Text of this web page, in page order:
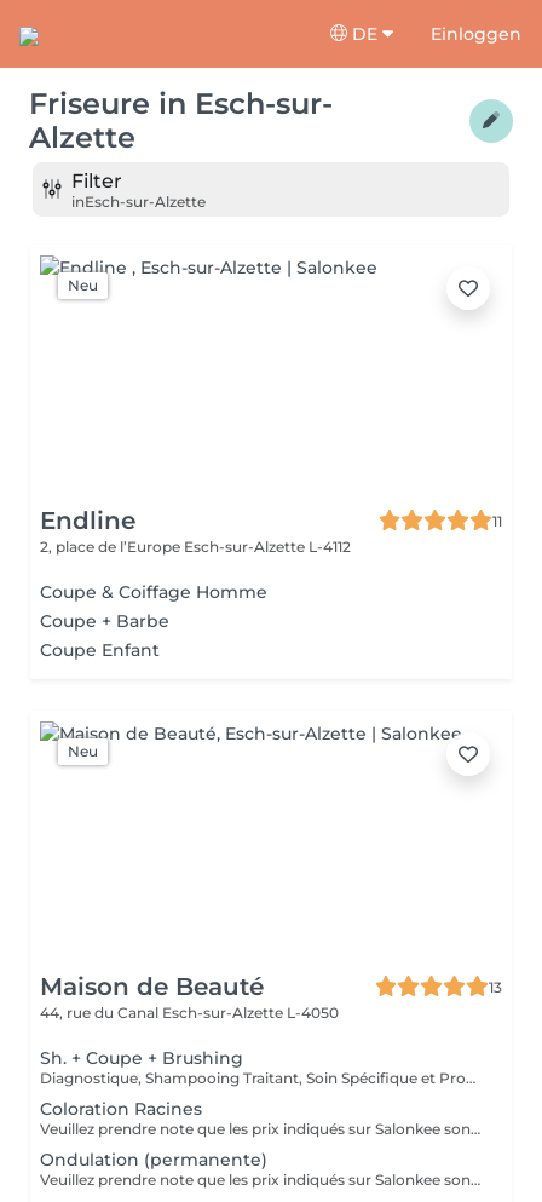
DE Einloggen
Friseure in Esch-sur-
Alzette
Filter
inEsch-sur-Alzette
Neu
Endline
11
2, place de l’Europe Esch-sur-Alzette L-4112
Coupe & Coiffage Homme
Coupe + Barbe
Coupe Enfant
Neu
Maison de Beauté
13
44, rue du Canal Esch-sur-Alzette L-4050
Sh. + Coupe + Brushing
Diagnostique, Shampooing Traitant, Soin Spécifique et Produits Coiffants inclus
Coloration Racines
Veuillez prendre note que les prix indiqués sur Salonkee sont communiqués à titre informatif et s'entendent de base. Ces derniers sont susceptibles de varier selon le diagnostic réalisé à votre arrivée au salon et l'expertise du professionnel à qui vous confiez votre beauté. Dans tous les cas, un devis précis vous sera proposé et toutes réalisations de prestations seront effectuées avec votre accord. Un grand merci d'avance pour votre compréhension. Au plaisir de vous recevoir très vite.
Ondulation (permanente)
Veuillez prendre note que les prix indiqués sur Salonkee sont communiqués à titre informatif et s'entendent de base. Ces derniers sont susceptibles de varier selon le diagnostic réalisé à votre arrivée au salon et l'expertise du professionnel à qui vous confiez votre beauté. Dans tous les cas, un devis précis vous sera proposé et toutes réalisations de prestations seront effectuées avec votre accord. Un grand merci d'avance pour votre compréhension. Au plaisir de vous recevoir très vite.